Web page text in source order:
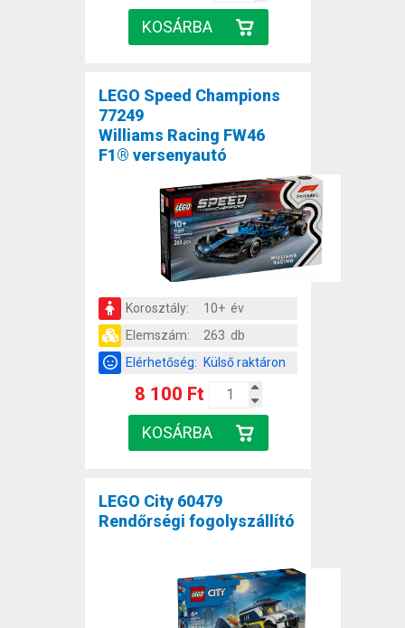
LEGO Speed Champions
77249
Williams Racing FW46
F1® versenyautó
Korosztály:
10+ év
Elemszám:
263 db
Elérhetőség: Külső raktáron
8 100 Ft
LEGO City 60479
Rendőrségi fogolyszállító